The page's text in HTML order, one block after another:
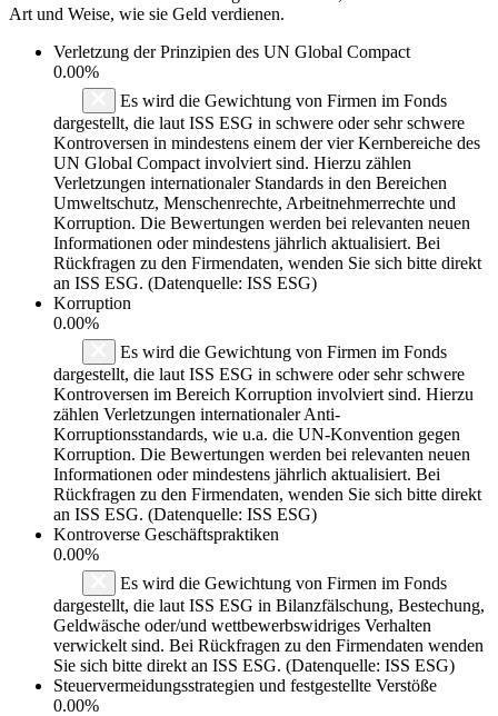
Art und Weise, wie sie Geld verdienen.
Verletzung der Prinzipien des UN Global Compact
0.00%
Es wird die Gewichtung von Firmen im Fonds
dargestellt, die laut ISS ESG in schwere oder sehr schwere
Kontroversen in mindestens einem der vier Kernbereiche des
UN Global Compact involviert sind. Hierzu zählen
Verletzungen internationaler Standards in den Bereichen
Umweltschutz, Menschenrechte, Arbeitnehmerrechte und
Korruption. Die Bewertungen werden bei relevanten neuen
Informationen oder mindestens jährlich aktualisiert. Bei
Rückfragen zu den Firmendaten, wenden Sie sich bitte direkt
an ISS ESG. (Datenquelle: ISS ESG)
Korruption
0.00%
Es wird die Gewichtung von Firmen im Fonds
dargestellt, die laut ISS ESG in schwere oder sehr schwere
Kontroversen im Bereich Korruption involviert sind. Hierzu
zählen Verletzungen internationaler Anti-
Korruptionsstandards, wie u.a. die UN-Konvention gegen
Korruption. Die Bewertungen werden bei relevanten neuen
Informationen oder mindestens jährlich aktualisiert. Bei
Rückfragen zu den Firmendaten, wenden Sie sich bitte direkt
an ISS ESG. (Datenquelle: ISS ESG)
Kontroverse Geschäftspraktiken
0.00%
Es wird die Gewichtung von Firmen im Fonds
dargestellt, die laut ISS ESG in Bilanzfälschung, Bestechung,
Geldwäsche oder/und wettbewerbswidriges Verhalten
verwickelt sind. Bei Rückfragen zu den Firmendaten wenden
Sie sich bitte direkt an ISS ESG. (Datenquelle: ISS ESG)
Steuervermeidungsstrategien und festgestellte Verstöße
0.00%